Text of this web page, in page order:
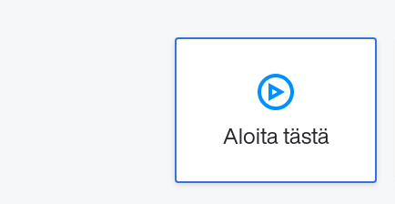
Aloita tästä